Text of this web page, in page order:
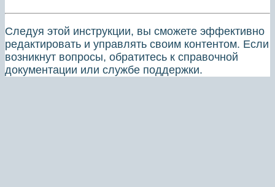
Следуя этой инструкции, вы сможете эффективно
редактировать и управлять своим контентом. Если
возникнут вопросы, обратитесь к справочной
документации или службе поддержки.